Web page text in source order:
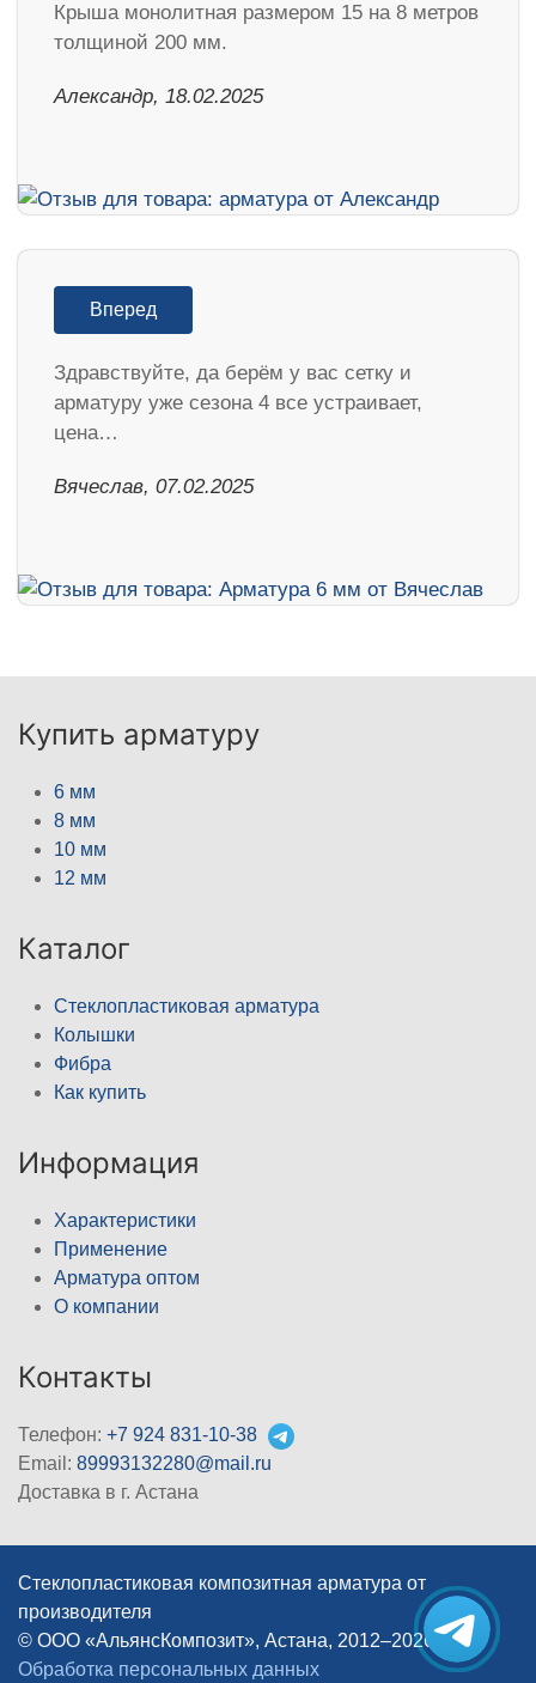
Крыша монолитная размером 15 на 8 метров
толщиной 200 мм.
Александр, 18.02.2025
Вперед
Здравствуйте, да берём у вас сетку и
арматуру уже сезона 4 все устраивает,
цена…
Вячеслав, 07.02.2025
Купить арматуру
6 мм
8 мм
10 мм
12 мм
Каталог
Стеклопластиковая арматура
Колышки
Фибра
Как купить
Информация
Характеристики
Применение
Арматура оптом
О компании
Контакты
Телефон: +7 924 831-10-38
Email: 89993132280@mail.ru
Доставка в г. Астана
Стеклопластиковая композитная арматура от
производителя
© ООО «АльянсКомпозит», Астана, 2012–2026
|
Обработка персональных данных